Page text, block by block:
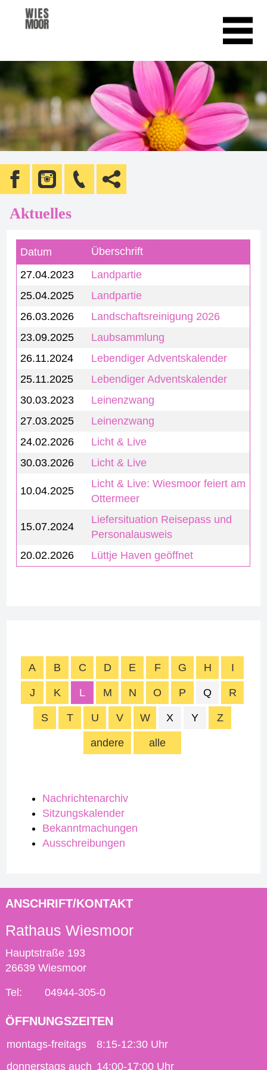
Aktuelles
Datum
Überschrift
27.04.2023
Landpartie
25.04.2025
Landpartie
26.03.2026
Landschaftsreinigung 2026
23.09.2025
Laubsammlung
26.11.2024
Lebendiger Adventskalender
25.11.2025
Lebendiger Adventskalender
30.03.2023
Leinenzwang
27.03.2025
Leinenzwang
24.02.2026
Licht & Live
30.03.2026
Licht & Live
10.04.2025
Licht & Live: Wiesmoor feiert am
Ottermeer
15.07.2024
Liefersituation Reisepass und
Personalausweis
20.02.2026
Lüttje Haven geöffnet
Nachrichtenarchiv
Sitzungskalender
Bekanntmachungen
Ausschreibungen
alle
A B C D E F G H I
J K L M N O P Q R
S T U V W X Y Z
andere
ANSCHRIFT/KONTAKT
Rathaus Wiesmoor
Hauptstraße 193
26639 Wiesmoor
Tel: 04944-305-0
ÖFFNUNGSZEITEN
montags-freitags
8:15-12:30 Uhr
donnerstags auch 14:00-17:00 Uhr